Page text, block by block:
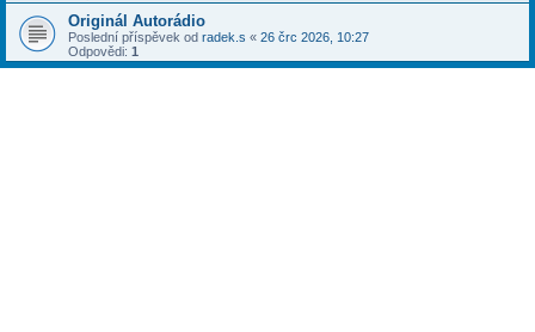
Originál Autorádio
Poslední příspěvek od radek.s « 26 črc 2026, 10:27
Odpovědi: 1